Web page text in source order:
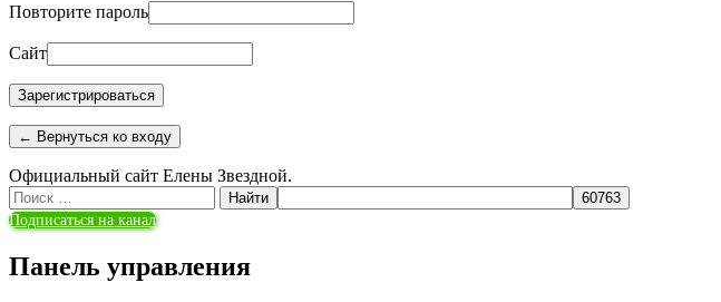
Повторите пароль
Сайт
← Вернуться ко входу
Официальный сайт Елены Звездной.
Поиск:
Подписаться на канал
Панель управления